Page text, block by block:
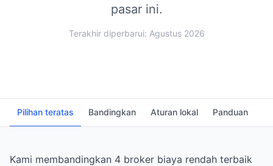
pasar ini.
Terakhir diperbarui: Agustus 2026
Pilihan teratas Bandingkan Aturan lokal Panduan
Kami membandingkan 4 broker biaya rendah terbaik